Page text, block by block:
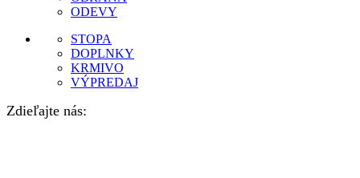
ODEVY
STOPA
DOPLNKY
KRMIVO
VÝPREDAJ
Zdieľajte nás: